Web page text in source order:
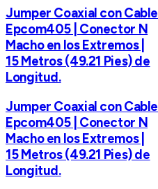
Jumper Coaxial con Cable
Epcom405 | Conector N
Macho en los Extremos |
15 Metros (49.21 Pies) de
Longitud.
Jumper Coaxial con Cable
Epcom405 | Conector N
Macho en los Extremos |
15 Metros (49.21 Pies) de
Longitud.